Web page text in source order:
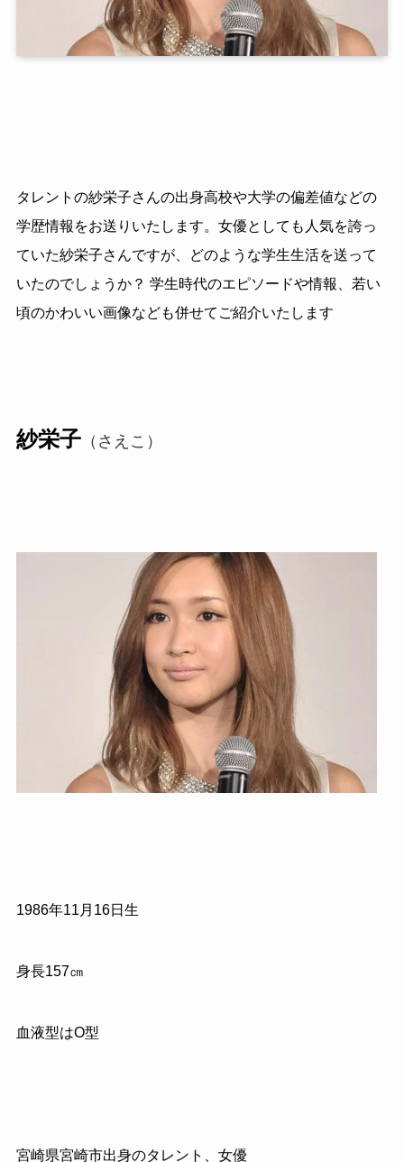
タレントの紗栄子さんの出身高校や大学の偏差値などの
学歴情報をお送りいたします。女優としても人気を誇っ
ていた紗栄子さんですが、どのような学生生活を送って
いたのでしょうか？ 学生時代のエピソードや情報、若い
頃のかわいい画像なども併せてご紹介いたします
紗栄子（さえこ）
1986年11月 16日生
身長157㎝
血液型はO型
宮崎県宮崎市出身のタレント、女優